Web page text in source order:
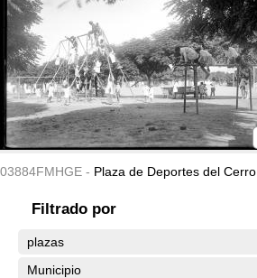
03884FMHGE - Plaza de Deportes del Cerro.
Filtrado por
plazas
Municipio